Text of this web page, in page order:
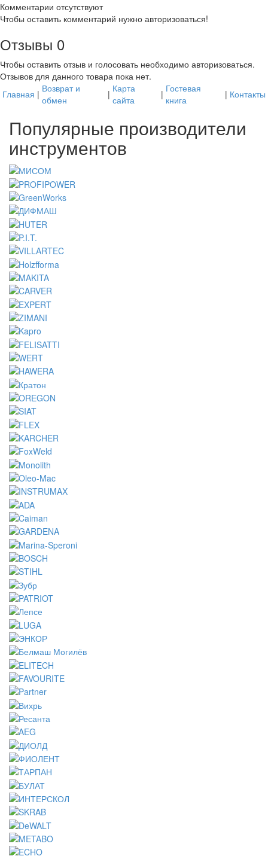
Комментарии отсутствуют
Чтобы оставить комментарий нужно авторизоваться!
Отзывы 0
Чтобы оcтавить отзыв и голосовать необходимо авторизоваться.
Отзывов для данного товара пока нет.
Главная | Возврат и
обмен
| Карта
сайта
| Гостевая
книга
| Контакты
Популярные производители
инструментов